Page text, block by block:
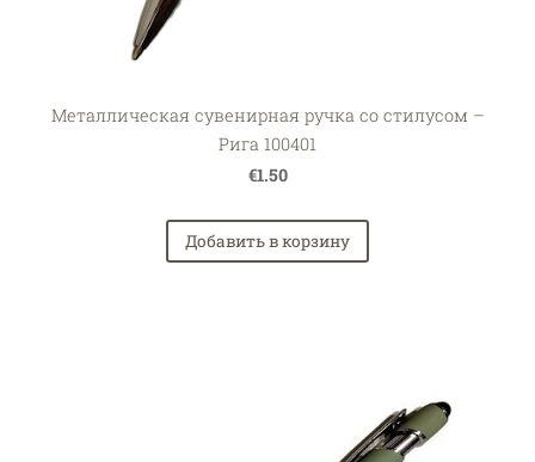
Металлическая сувенирная ручка со стилусом –
Рига 100401
€1.50
Добавить в корзину